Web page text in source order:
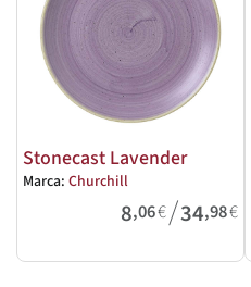
Stonecast Lavender
Marca: Churchill
8,06€/34,98€